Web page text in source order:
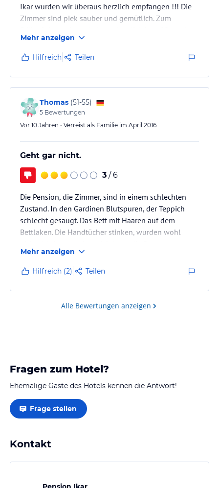
Ikar wurden wir überaus herzlich empfangen !!! Die
Zimmer sind piek sauber und gemütlich. Zum
das Buffet wurde mit Liebe und reichlicher Auswahl
vorbereitet. Ein Dankeschön an das ganze Team ,
die "fantastischen fünf "
Mehr anzeigen
Hilfreich Teilen
Thomas (51-55)
5 Bewertungen
Vor 10 Jahren • Verreist als Familie im April 2016
Geht gar nicht.
3 / 6
Die Pension, die Zimmer, sind in einem schlechten
Zustand. In den Gardinen Blutspuren, der Teppich
schlecht gesaugt. Das Bett mit Haaren auf dem
Bettlaken. Die Handtücher stinken, wurden wohl
der Buchungsportale nicht nachvollziehen. Wir waren
mehrere Familen und alle hatte das gleiche zu
reklamieren. Dreckig. Wo kommen die guten
Beurteilungen her?
Mehr anzeigen
Hilfreich (2) Teilen
Alle Bewertungen anzeigen
Fragen zum Hotel?
Ehemalige Gäste des Hotels kennen die Antwort!
Frage stellen
Kontakt